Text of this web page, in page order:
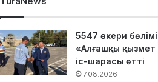
5547 әскери
«Алғашқы қызмет
іс-шарасы өтті
7.08.2026